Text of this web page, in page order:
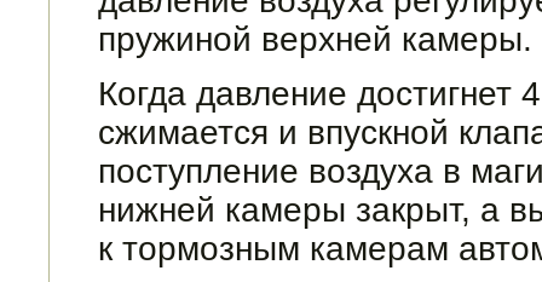
пружиной верхней камеры.
Когда давление
сжимает­ся и впускной
поступление воздуха в
нижней камеры закрыт, а
к тормозным камерам